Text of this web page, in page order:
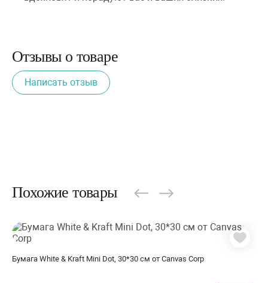
Отзывы о товаре
Написать отзыв
Похожие товары
Бумага White & Kraft Mini Dot, 30*30 см от Canvas Corp